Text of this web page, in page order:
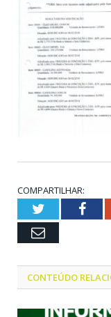
COMPARTILHAR:
Twitter
Email
CONTEÚDO